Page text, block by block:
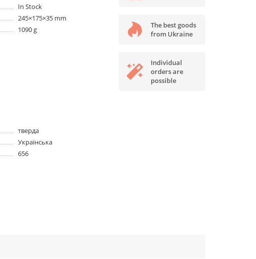
In Stock
245×175×35 mm
1090 g
тверда
Українська
656
The best goods
from Ukraine
Individual
orders are
possible